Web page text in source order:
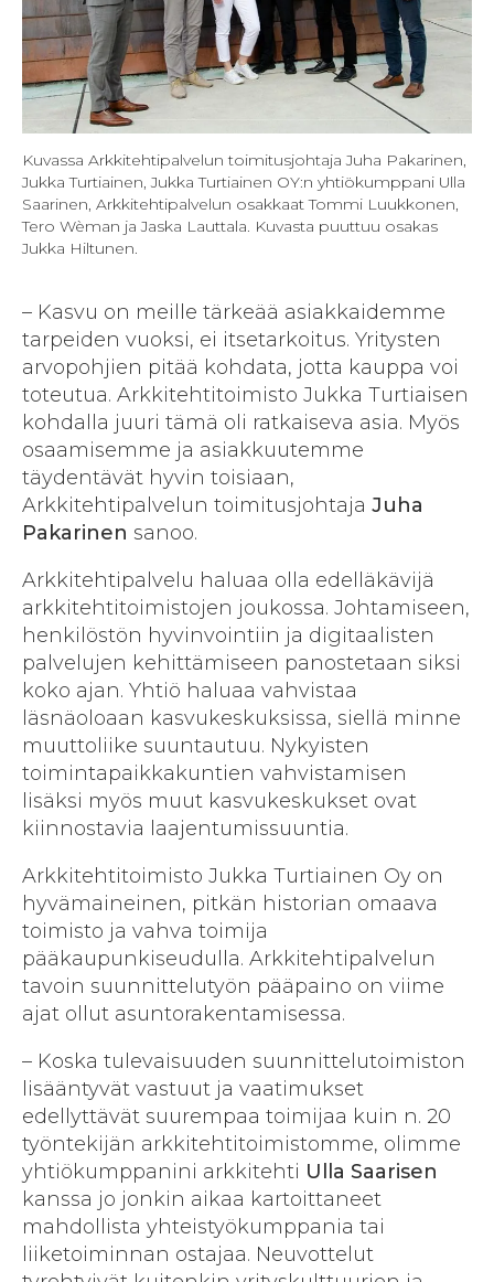
Kuvassa Arkkitehtipalvelun toimitusjohtaja Juha Pakarinen,
Jukka Turtiainen, Jukka Turtiainen OY:n yhtiökumppani Ulla
Saarinen, Arkkitehtipalvelun osakkaat Tommi Luukkonen,
Tero Wèman ja Jaska Lauttala. Kuvasta puuttuu osakas
Jukka Hiltunen.
– Kasvu on meille tärkeää asiakkaidemme
tarpeiden vuoksi, ei itsetarkoitus. Yritysten
arvopohjien pitää kohdata, jotta kauppa voi
toteutua. Arkkitehtitoimisto Jukka Turtiaisen
kohdalla juuri tämä oli ratkaiseva asia. Myös
osaamisemme ja asiakkuutemme
täydentävät hyvin toisiaan,
Arkkitehtipalvelun toimitusjohtaja Juha
Pakarinen sanoo.
Arkkitehtipalvelu haluaa olla edelläkävijä
arkkitehtitoimistojen joukossa. Johtamiseen,
henkilöstön hyvinvointiin ja digitaalisten
palvelujen kehittämiseen panostetaan siksi
koko ajan. Yhtiö haluaa vahvistaa
läsnäoloaan kasvukeskuksissa, siellä minne
muuttoliike suuntautuu. Nykyisten
toimintapaikkakuntien vahvistamisen
lisäksi myös muut kasvukeskukset ovat
kiinnostavia laajentumissuuntia.
Arkkitehtitoimisto Jukka Turtiainen Oy on
hyvämaineinen, pitkän historian omaava
toimisto ja vahva toimija
pääkaupunkiseudulla. Arkkitehtipalvelun
tavoin suunnittelutyön pääpaino on viime
ajat ollut asuntorakentamisessa.
– Koska tulevaisuuden suunnittelutoimiston
lisääntyvät vastuut ja vaatimukset
edellyttävät suurempaa toimijaa kuin n. 20
työntekijän arkkitehtitoimistomme, olimme
yhtiökumppanini arkkitehti Ulla Saarisen
kanssa jo jonkin aikaa kartoittaneet
mahdollista yhteistyökumppania tai
liiketoiminnan ostajaa. Neuvottelut